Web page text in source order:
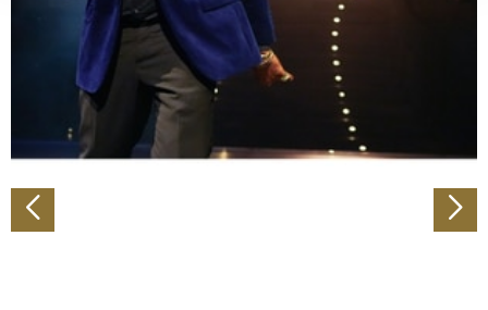
Abschnitt Einzelheitenfest.
Wir verwenden Cookies, um Inhalte und Anzeigen zu
personalisieren, Funktionen für soziale Medien anbieten
zu können und die Zugriffe auf unsere Website zu
analysieren. Außerdem geben wir Informationen zu Ihrer
soziale Medien, Werbung und Analysen weiter. Unsere
Partner führen diese Informationen möglicherweise mit